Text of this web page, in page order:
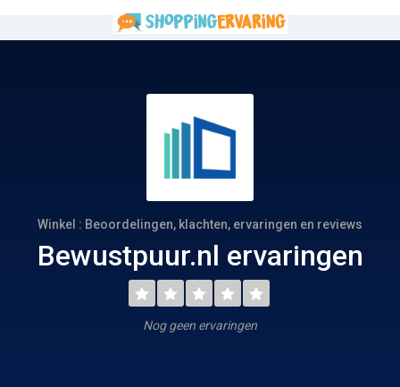
Winkel : Beoordelingen, klachten, ervaringen en reviews
Bewustpuur.nl ervaringen
Nog geen ervaringen